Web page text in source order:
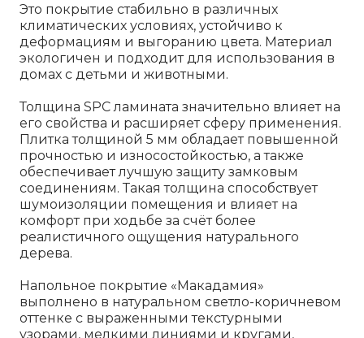
Это покрытие стабильно в различных
климатических условиях, устойчиво к
деформациям и выгоранию цвета. Материал
экологичен и подходит для использования в
домах с детьми и животными.
Толщина SPC ламината значительно влияет на
его свойства и расширяет сферу применения.
Плитка толщиной 5 мм обладает повышенной
прочностью и износостойкостью, а также
обеспечивает лучшую защиту замковым
соединениям. Такая толщина способствует
шумоизоляции помещения и влияет на
комфорт при ходьбе за счёт более
реалистичного ощущения натурального
дерева.
Напольное покрытие «Макадамия»
выполнено в натуральном светло-коричневом
оттенке с выраженными текстурными
узорами, мелкими линиями и кругами,